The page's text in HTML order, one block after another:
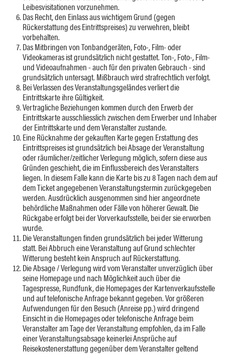
Leibesvisitationen vorzunehmen.
Das Recht, den Einlass aus wichtigem Grund (gegen
Rückerstattung des Eintrittspreises) zu verwehren, bleibt
vorbehalten.
Das Mitbringen von Tonbandgeräten, Foto-, Film- oder
Videokameras ist grundsätzlich nicht gestattet. Ton-, Foto-, Film-
und Videoaufnahmen - auch für den privaten Gebrauch - sind
grundsätzlich untersagt. Mißbrauch wird strafrechtlich verfolgt.
Bei Verlassen des Veranstaltungsgeländes verliert die
Eintrittskarte ihre Gültigkeit.
Vertragliche Beziehungen kommen durch den Erwerb der
Eintrittskarte ausschliesslich zwischen dem Erwerber und Inhaber
der Eintrittskarte und dem Veranstalter zustande.
Eine Rücknahme der gekauften Karte gegen Erstattung des
Eintrittspreises ist grundsätzlich bei Absage der Veranstaltung
oder räumlicher/zeitlicher Verlegung möglich, sofern diese aus
Gründen geschieht, die im Einflussbereich des Veranstalters
liegen. In diesem Falle kann die Karte bis zu 8 Tagen nach dem auf
dem Ticket angegebenen Veranstaltungstermin zurückgegeben
werden. Ausdrücklich ausgenommen sind hier angeordnete
behördliche Maßnahmen oder Fälle von höherer Gewalt. Die
Rückgabe erfolgt bei der Vorverkaufsstelle, bei der sie erworben
wurde.
Die Veranstaltungen finden grundsätzlich bei jeder Witterung
statt. Bei Abbruch eine Veranstaltung auf Grund schlechter
Witterung besteht kein Anspruch auf Rückerstattung.
Die Absage / Verlegung wird vom Veranstalter unverzüglich über
seine Homepage und nach Möglichkeit auch über die
Tagespresse, Rundfunk, die Homepages der Kartenverkaufsstelle
und auf telefonische Anfrage bekannt gegeben. Vor größeren
Aufwendungen für den Besuch (Anreise pp.) wird dringend
Einsicht in die Homepages oder telefonische Anfrage beim
Veranstalter am Tage der Veranstaltung empfohlen, da im Falle
einer Veranstaltungsabsage keinerlei Ansprüche auf
Reisekostenerstattung gegenüber dem Veranstalter geltend